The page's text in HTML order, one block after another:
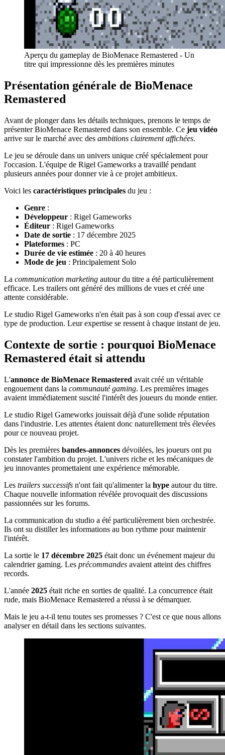
Aperçu du gameplay de BioMenace Remastered - Un
titre qui impressionne dès les premières minutes
Présentation générale de BioMenace
Remastered
Avant de plonger dans les détails techniques, prenons le temps de
présenter BioMenace Remastered dans son ensemble. Ce jeu vidéo
arrive sur le marché avec des ambitions clairement affichées.
Le jeu se déroule dans un univers unique créé spécialement pour
l'occasion. L'équipe de Rigel Gameworks a travaillé pendant
plusieurs années pour donner vie à ce projet ambitieux.
Voici les caractéristiques principales du jeu :
Genre :
Développeur : Rigel Gameworks
Éditeur : Rigel Gameworks
Date de sortie : 17 décembre 2025
Plateformes : PC
Durée de vie estimée : 20 à 40 heures
Mode de jeu : Principalement Solo
La communication marketing autour du titre a été particulièrement
efficace. Les trailers ont généré des millions de vues et créé une
attente considérable.
Le studio Rigel Gameworks n'en était pas à son coup d'essai avec ce
type de production. Leur expertise se ressent à chaque instant de jeu.
Contexte de sortie : pourquoi BioMenace
Remastered était si attendu
L'annonce de BioMenace Remastered avait créé un véritable
engouement dans la communauté gaming. Les premières images
avaient immédiatement suscité l'intérêt des joueurs du monde entier.
Le studio Rigel Gameworks jouissait déjà d'une solide réputation
dans l'industrie. Les attentes étaient donc naturellement très élevées
pour ce nouveau projet.
Dès les premières bandes-annonces dévoilées, les joueurs ont pu
constater l'ambition du projet. L'univers riche et les mécaniques de
jeu innovantes promettaient une expérience mémorable.
Les trailers successifs n'ont fait qu'alimenter la hype autour du titre.
Chaque nouvelle information révélée provoquait des discussions
passionnées sur les forums.
La communication du studio a été particulièrement bien orchestrée.
Ils ont su distiller les informations au bon rythme pour maintenir
l'intérêt.
La sortie le 17 décembre 2025 était donc un événement majeur du
calendrier gaming. Les précommandes avaient atteint des chiffres
records.
L'année 2025 était riche en sorties de qualité. La concurrence était
rude, mais BioMenace Remastered a réussi à se démarquer.
Mais le jeu a-t-il tenu toutes ses promesses ? C'est ce que nous allons
analyser en détail dans les sections suivantes.